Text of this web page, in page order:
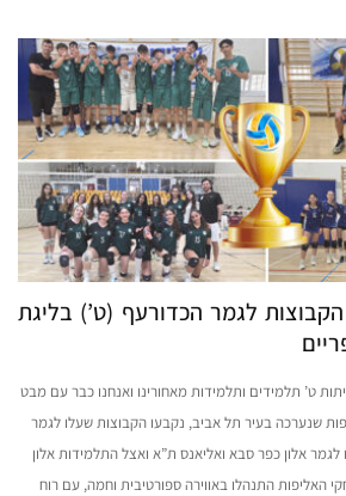
לגמר הכדורעף (ט’) בליגת
ט’ תלמידים ותלמידות מאחורינו ואנחנו כבר עם מבט
שנערכה בעיר תל אביב, נקבעו הקבוצות שעלו לגמר
אלון כפר סבא ואליאנס ת”א ואצל התלמידות אלון
האליפות התנהלו באווירה ספורטיבית וחמה, עם רוח